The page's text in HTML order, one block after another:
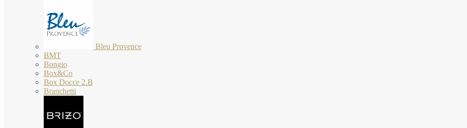
Bleu Provence
BMT
Bongio
Box&Co
Box Docce 2.B
Branchetti